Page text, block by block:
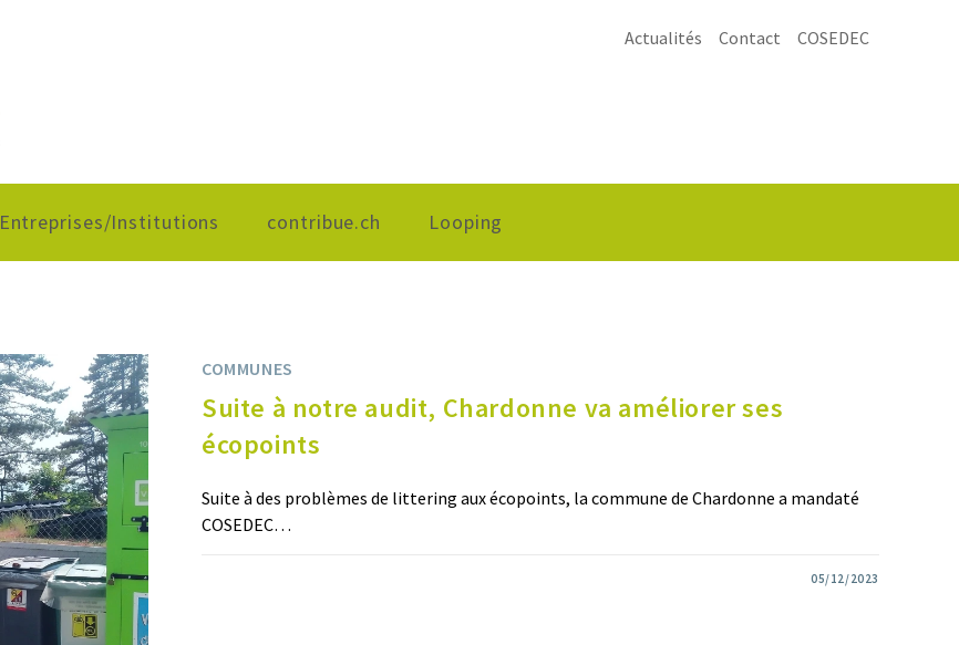
Actualités Contact COSEDEC
Entreprises/Institutions contribue.ch Looping
COMMUNES
Suite à notre audit, Chardonne va améliorer ses
écopoints
Suite à des problèmes de littering aux écopoints, la commune de Chardonne a mandaté
COSEDEC…
05/12/2023